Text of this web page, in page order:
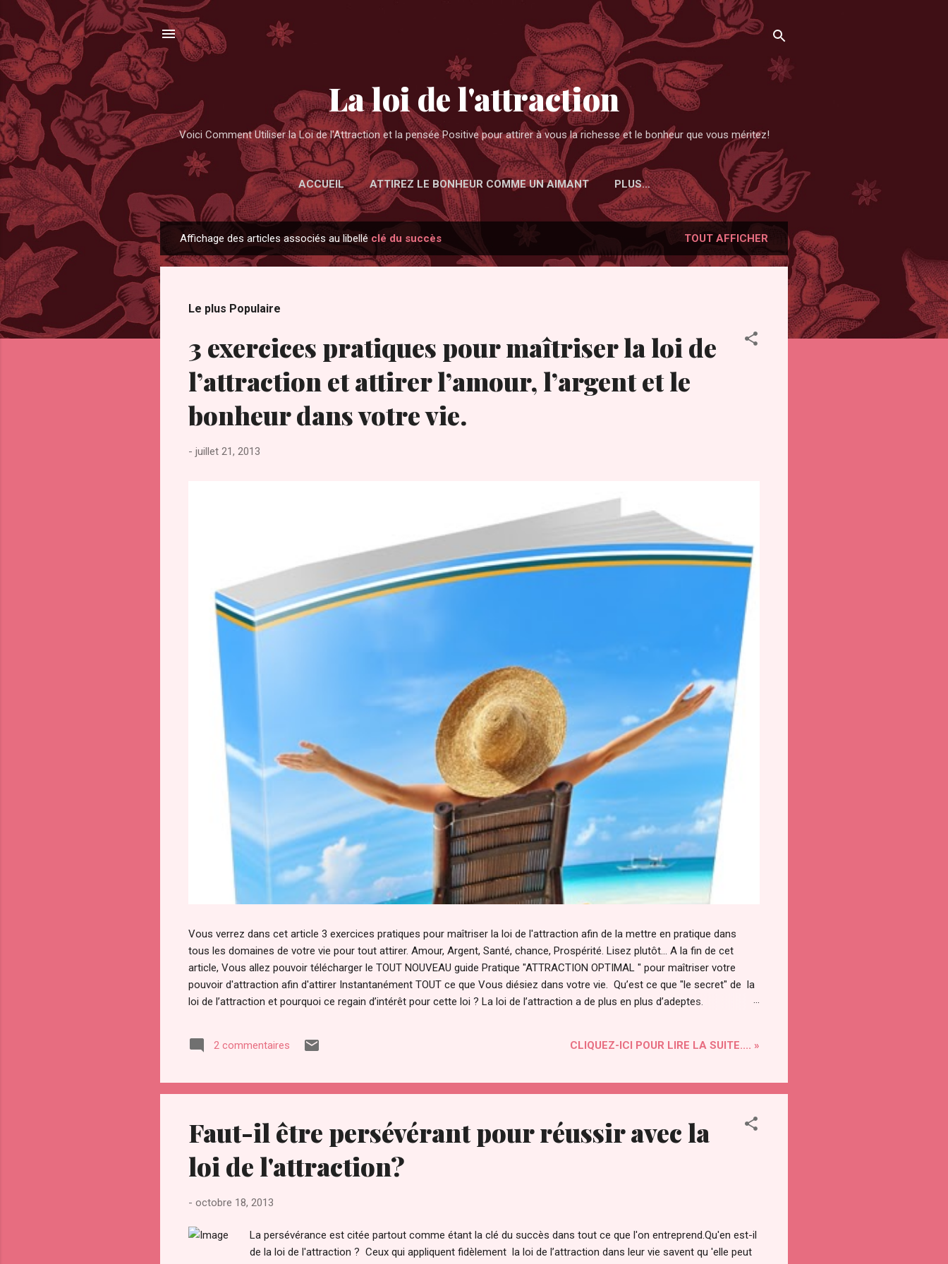
La loi de l'attraction
Voici Comment Utiliser la Loi de l'Attraction et la pensée Positive pour attirer à vous la richesse et le bonheur que vous méritez!
ACCUEIL ATTIREZ LE BONHEUR COMME UN AIMANT PLUS…
r
Affichage des articles associés au libellé clé du succès TOUT AFFICHER
Le plus Populaire
3 exercices pratiques pour maîtriser la loi de
l’attraction et attirer l’amour, l’argent et le
bonheur dans votre vie.
- juillet 21, 2013
Vous verrez dans cet article 3 exercices pratiques pour maîtriser la loi de l'attraction afin de la mettre en pratique dans
tous les domaines de votre vie pour tout attirer. Amour, Argent, Santé, chance, Prospérité. Lisez plutôt... A la fin de cet
article, Vous allez pouvoir télécharger le TOUT NOUVEAU guide Pratique "ATTRACTION OPTIMAL " pour maîtriser votre
pouvoir d'attraction afin d'attirer Instantanément TOUT ce que Vous diésiez dans votre vie. Qu’est ce que "le secret" de la
loi de l’attraction et pourquoi ce regain d’intérêt pour cette loi ? La loi de l’attraction a de plus en plus d’adeptes.
convoité depuis la nuit des temps par des personnes éclairées pour maîtriser les lois et le fonctionnement de l’univers. On
l’a ardemment convoité, volé même. Il a été compris par certains savants dont Gali...
2 commentaires CLIQUEZ-ICI POUR LIRE LA SUITE.... »
Faut-il être persévérant pour réussir avec la
loi de l'attraction?
- octobre 18, 2013
La persévérance est citée partout comme étant la clé du succès dans tout ce que l'on entreprend.Qu'en est-il
de la loi de l'attraction ? Ceux qui appliquent fidèlement la loi de l’attraction dans leur vie savent qu 'elle peut